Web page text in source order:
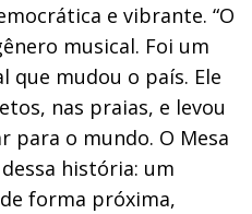
e vibrante. “O
musical. Foi um
que mudou o país. Ele
nas praias, e levou
para o mundo. O Mesa
história: um
forma próxima,